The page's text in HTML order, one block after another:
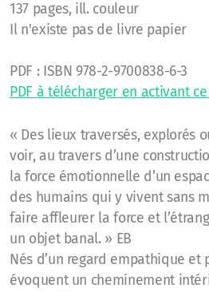
137 pages, ill. couleur
Il n'existe pas de livre papier
PDF : ISBN 978-2-9700838-6-3
PDF à télécharger en activant
« Des lieux traversés, explorés
voir, au travers d’une
la force émotionnelle d’un
des humains qui y vivent sans
faire affleurer la force et
un objet banal. » EB
Nés d’un regard empathique et
évoquent un cheminement